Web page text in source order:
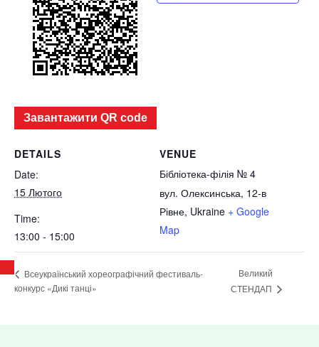
Завантажити QR code
DETAILS
Date:
15 Лютого
Time:
13:00 - 15:00
VENUE
Бібліотека-філія № 4
вул. Олексинська, 12-в
Рівне, Ukraine + Google
Map
Всеукраїнський хореографічний фестиваль-
конкурс «Дикі танці»
Великий
СТЕНДАП